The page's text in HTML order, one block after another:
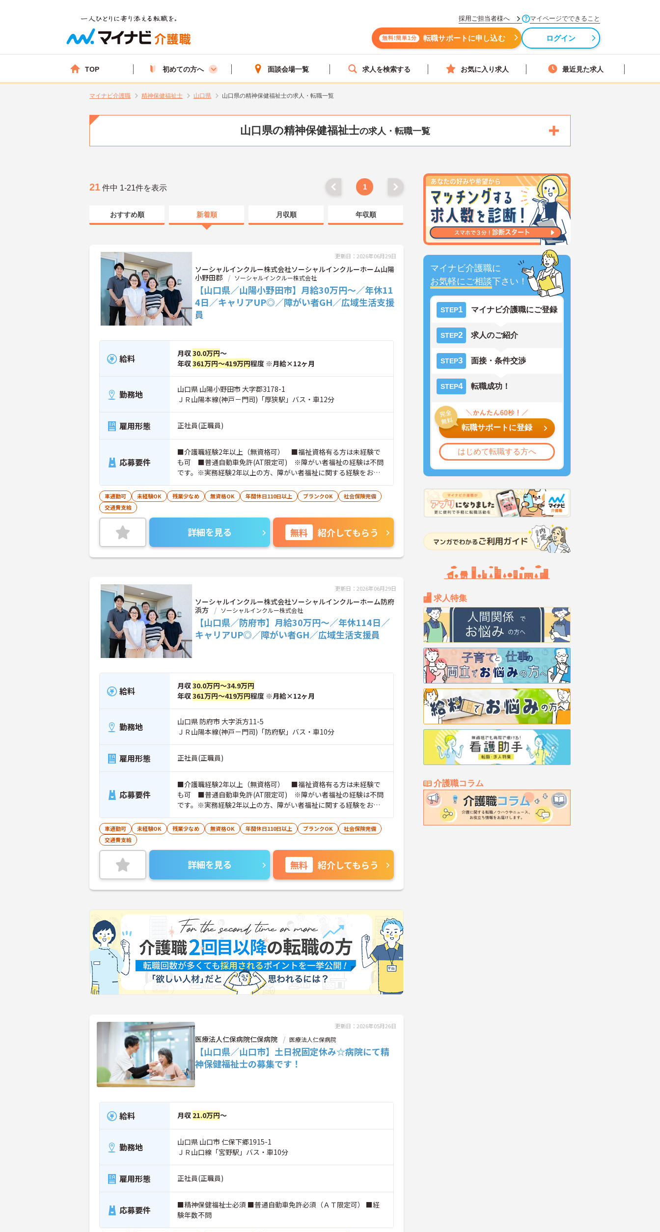
採用ご担当者様へ マイページでできること
無料!簡単1分 転職サポートに申し込む ログイン
TOP 初めての方へ 面談会場一覧 求人を検索する お気に入り求人 最近見た求人
マイナビ介護職 精神保健福祉士 山口県 山口県の精神保健福祉士の求人・転職一覧
山口県の精神保健福祉士の求人・転職一覧
マイナビ介護職に
お気軽にご相談下さい！
STEP1 マイナビ介護職にご登録
STEP2 求人のご紹介
STEP3 面接・条件交渉
STEP4 転職成功！
転職サポートに登録
はじめて転職する方へ
求人特集
介護職コラム
21 件中 1-21件を表示 1
おすすめ順 新着順 月収順 年収順
更新日：2026年06月29日
ソーシャルインクルー株式会社ソーシャルインクルーホーム山陽
小野田郡
ソーシャルインクルー株式会社
【山口県／山陽小野田市】月給30万円～／年休11
4日／キャリアUP◎／障がい者GH／広域生活支援
員
給料 月収30.0万円～
年収361万円～419万円程度 ※月給×12ヶ月
勤務地
山口県 山陽小野田市 大字郡3178-1
ＪＲ山陽本線(神戸－門司)「厚狭駅」バス・車12分
雇用形態 正社員(正職員)
応募要件
■介護職経験2年以上（無資格可） ■福祉資格有る方は未経験で
も可 ■普通自動車免許(AT限定可) ※障がい者福祉の経験は不問
です。※実務経験2年以上の方、障がい者福祉に関する経験をお持
ちの方大歓迎
車通勤可 未経験OK 残業少なめ 無資格OK 年間休日110日以上 ブランクOK
社会保険完備
交通費支給
詳細を見る 無料 紹介してもらう
更新日：2026年06月29日
ソーシャルインクルー株式会社ソーシャルインクルーホーム防府
浜方
ソーシャルインクルー株式会社
【山口県／防府市】月給30万円～／年休114日／
キャリアUP◎／障がい者GH／広域生活支援員
給料 月収30.0万円～34.9万円
年収361万円～419万円程度 ※月給×12ヶ月
勤務地
山口県 防府市 大字浜方11-5
ＪＲ山陽本線(神戸－門司)「防府駅」バス・車10分
雇用形態 正社員(正職員)
応募要件
■介護職経験2年以上（無資格可） ■福祉資格有る方は未経験で
も可 ■普通自動車免許(AT限定可) ※障がい者福祉の経験は不問
です。※実務経験2年以上の方、障がい者福祉に関する経験をお持
ちの方大歓迎
車通勤可 未経験OK 残業少なめ 無資格OK 年間休日110日以上 ブランクOK
社会保険完備
交通費支給
詳細を見る 無料 紹介してもらう
更新日：2026年05月26日
医療法人仁保病院仁保病院 医療法人仁保病院
【山口県／山口市】土日祝固定休み☆病院にて精
神保健福祉士の募集です！
給料 月収 21.0万円～
勤務地
山口県 山口市 仁保下郷1915-1
ＪＲ山口線「宮野駅」バス・車10分
雇用形態 正社員(正職員)
応募要件
■精神保健福祉士必須 ■普通自動車免許必須（ＡＴ限定可） ■経
験年数不問